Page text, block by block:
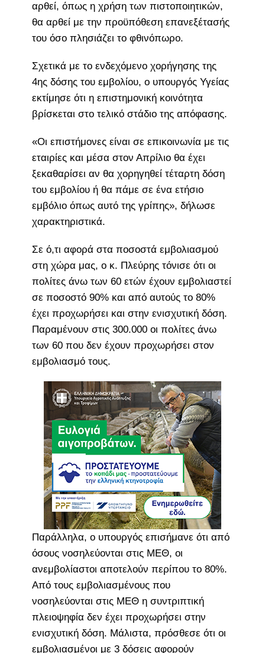
αρθεί, όπως η χρήση των πιστοποιητικών,
θα αρθεί με την προϋπόθεση επανεξέτασής
του όσο πλησιάζει το φθινόπωρο.
Σχετικά με το ενδεχόμενο χορήγησης της
4ης δόσης του εμβολίου, ο υπουργός Υγείας
εκτίμησε ότι η επιστημονική κοινότητα
βρίσκεται στο τελικό στάδιο της απόφασης.
«Οι επιστήμονες είναι σε επικοινωνία με τις
εταιρίες και μέσα στον Απρίλιο θα έχει
ξεκαθαρίσει αν θα χορηγηθεί τέταρτη δόση
του εμβολίου ή θα πάμε σε ένα ετήσιο
εμβόλιο όπως αυτό της γρίπης», δήλωσε
χαρακτηριστικά.
Σε ό,τι αφορά στα ποσοστά εμβολιασμού
στη χώρα μας, ο κ. Πλεύρης τόνισε ότι οι
πολίτες άνω των 60 ετών έχουν εμβολιαστεί
σε ποσοστό 90% και από αυτούς το 80%
έχει προχωρήσει και στην ενισχυτική δόση.
Παραμένουν στις 300.000 οι πολίτες άνω
των 60 που δεν έχουν προχωρήσει στον
εμβολιασμό τους.
Παράλληλα, ο υπουργός επισήμανε ότι από
όσους νοσηλεύονται στις ΜΕΘ, οι
ανεμβολίαστοι αποτελούν περίπου το 80%.
Από τους εμβολιασμένους που
νοσηλεύονται στις ΜΕΘ η συντριπτική
πλειοψηφία δεν έχει προχωρήσει στην
ενισχυτική δόση. Μάλιστα, πρόσθεσε ότι οι
εμβολιασμένοι με 3 δόσεις αφορούν